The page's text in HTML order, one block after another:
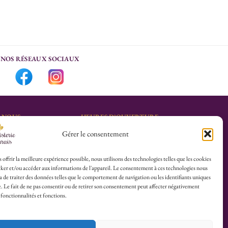
Gérer le consentement
offrir la meilleure expérience possible, nous utilisons des technologies telles que les cookies
et/ou accéder aux informations de l'appareil. Le consentement à ces technologies nous
de traiter des données telles que le comportement de navigation ou les identifiants uniques
Le fait de ne pas consentir ou de retirer son consentement peut affecter négativement
fonctionnalités et fonctions.
NOS RÉSEAUX SOCIAUX
:
Calvaire
HEURES D’OUVERTURE
Lu-Sa : 10h30/13h30 –
Dim (Oct à Mai) : 12h/17h30